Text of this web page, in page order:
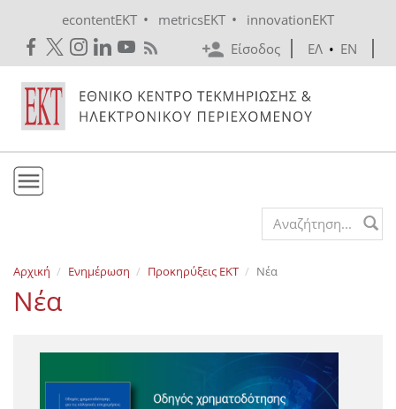
econtentEKT • metricsEKT •
innovationEKT
Είσοδος
ΕΛ • EN
Εκδόσεις
Ενημέρωση
Search form
Αρχική Ενημέρωση Προκηρύξεις EKT Νέα
Νέα